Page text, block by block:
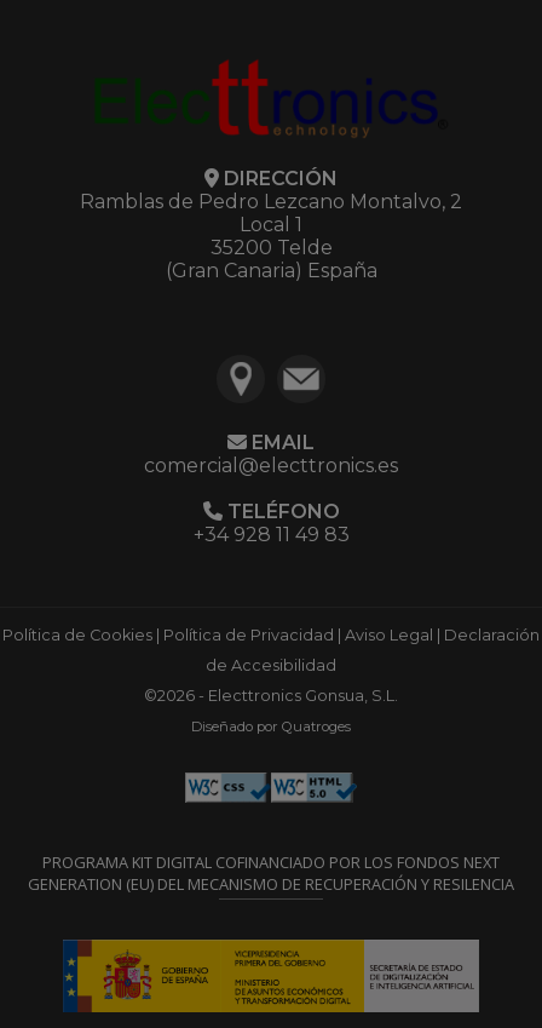
DIRECCIÓN
Ramblas de Pedro Lezcano Montalvo, 2
Local 1
35200 Telde
(Gran Canaria) España
EMAIL
comercial@electtronics.es
TELÉFONO
+34 928 11 49 83
Política de Cookies Política de Privacidad Aviso Legal
Declaración
de Accesibilidad
©2026 - Electtronics Gonsua, S.L.
Diseñado por Quatroges
PROGRAMA KIT DIGITAL COFINANCIADO POR LOS FONDOS NEXT
GENERATION (EU) DEL MECANISMO DE RECUPERACIÓN Y RESILENCIA